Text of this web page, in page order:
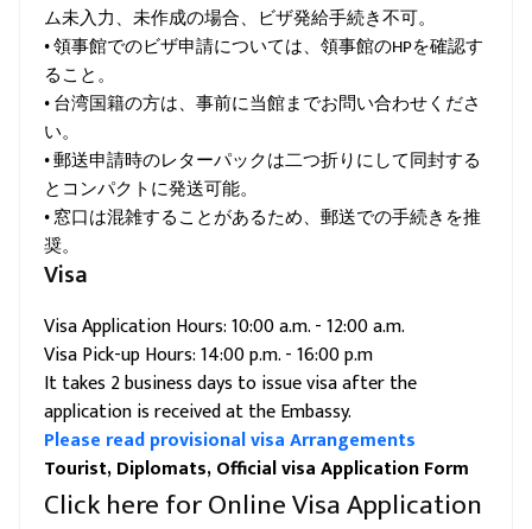
ム未入力、未作成の場合、ビザ発給手続き不可。
•領事館でのビザ申請については、領事館のHPを確認す
ること。
• 台湾国籍の方は、事前に当館までお問い合わせくださ
い。
•郵送申請時のレターパックは二つ折りにして同封する
とコンパクトに発送可能。
• 窓口は混雑することがあるため、郵送での手続きを推
奨。
Visa
Visa Application Hours: 10:00 a.m. - 12:00 a.m.
Visa Pick-up Hours: 14:00 p.m. - 16:00 p.m
It takes 2 business days to issue visa after the
application is received at the Embassy.
Please read provisional visa Arrangements
Tourist, Diplomats, Official visa Application Form
Click here for Online Visa Application